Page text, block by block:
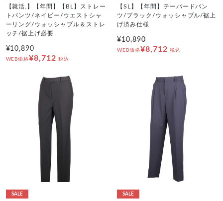
【就活.】【年間】【BL】ストレー
トパンツ/ネイビー/ウエストシャ
ーリング/ウォッシャブル＆ストレ
ッチ/裾上げ必要
¥10,890
WEB価格¥8,712 税込
【SL】【年間】テーパードパン
ツ/ブラック/ウォッシャブル/裾上
げ済み仕様
¥10,890
WEB価格¥8,712 税込
SALE SALE